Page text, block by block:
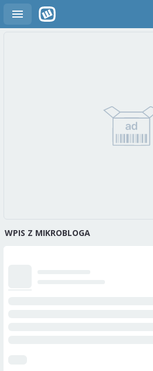
WPIS Z MIKROBLOGA